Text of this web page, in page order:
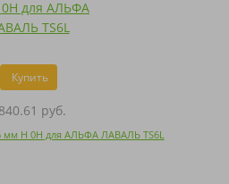
Купить
руб.
мм H 0H для АЛЬФА ЛАВАЛЬ TS6L